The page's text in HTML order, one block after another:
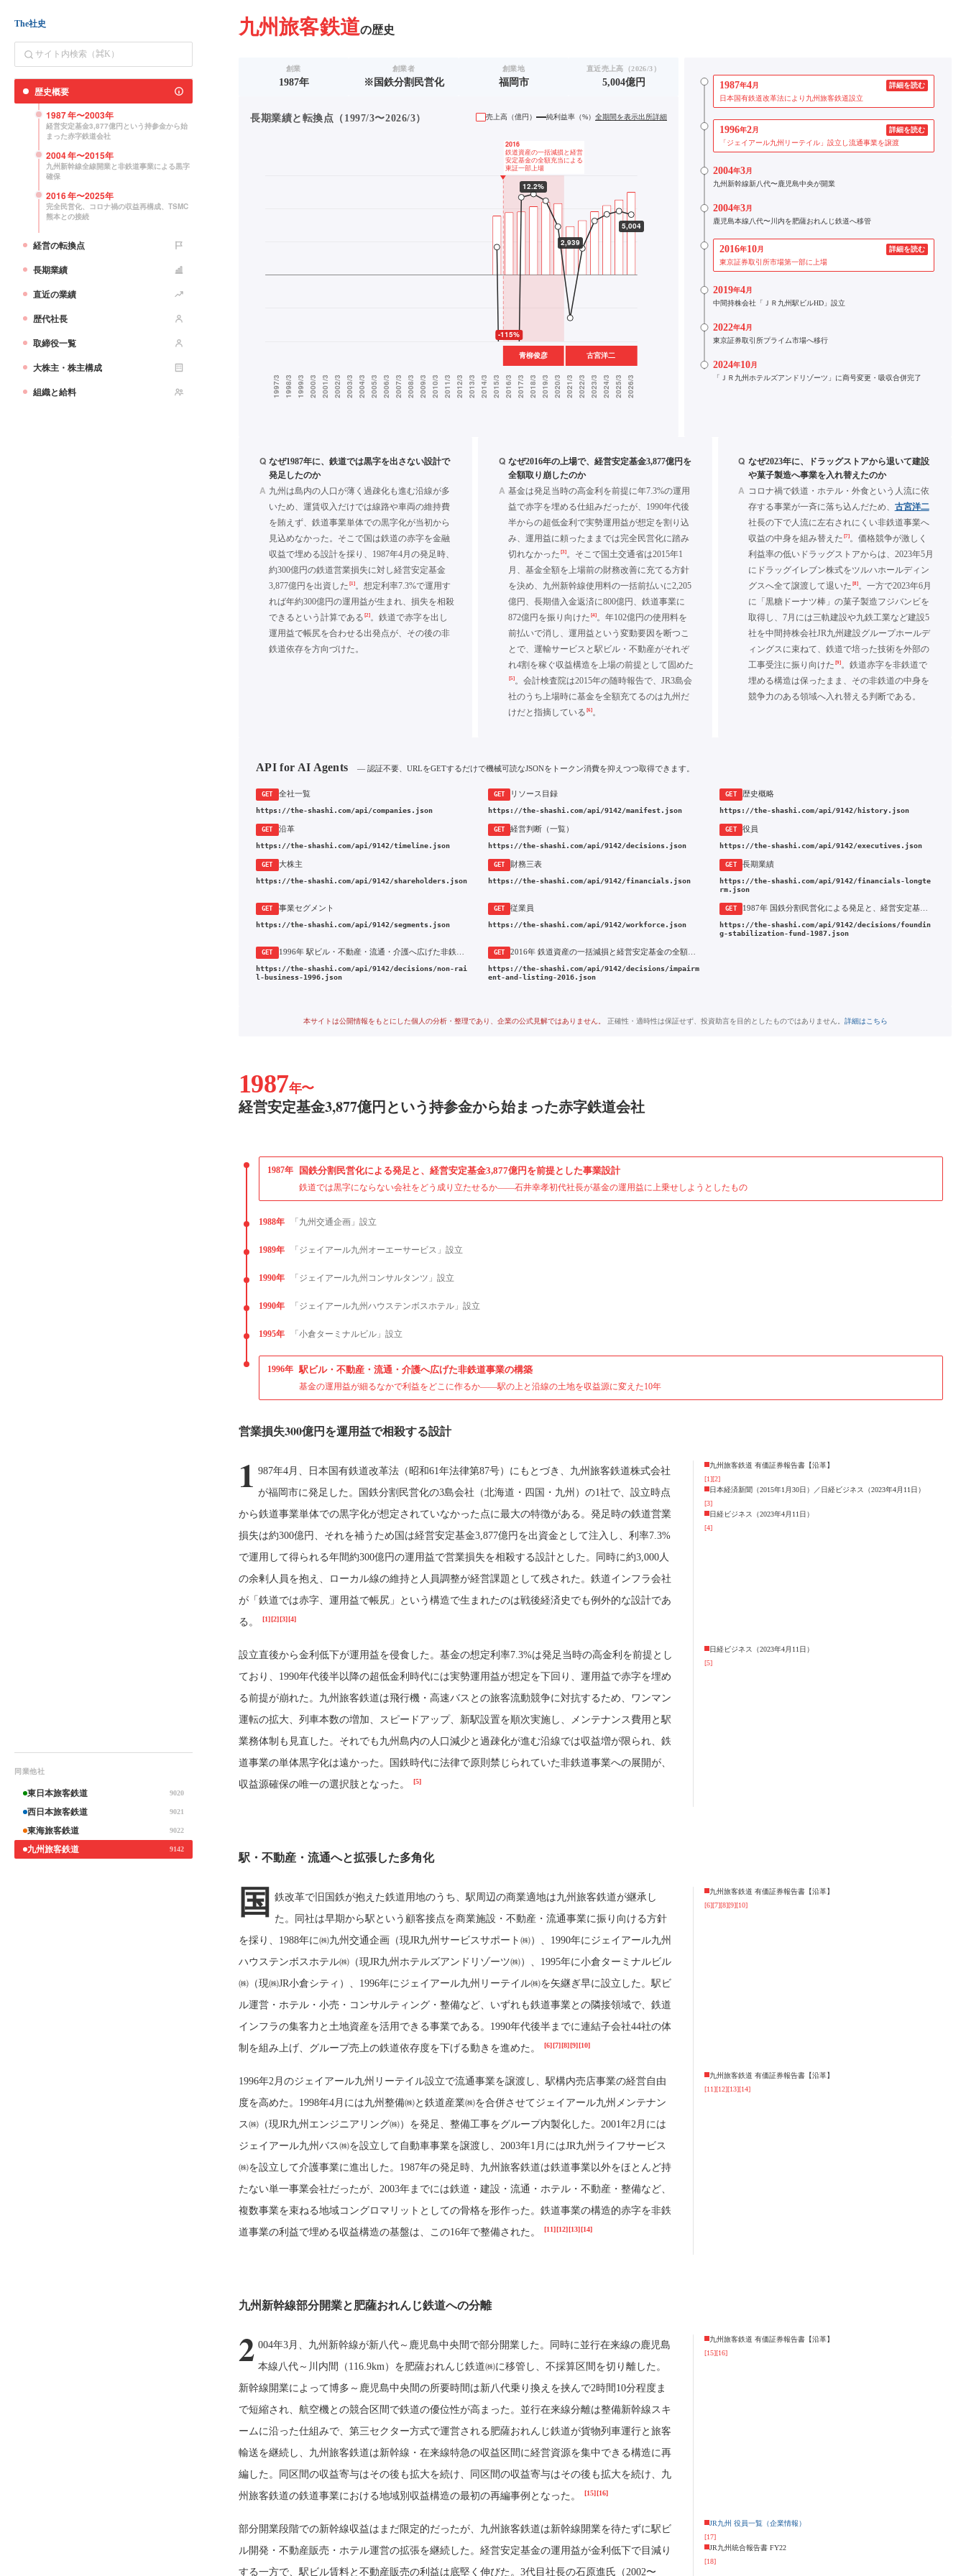
The社史
歴史概要
1987年〜2003年
経営安定基金3,877億円という持参金から始
まった赤字鉄道会社
2004年〜2015年
九州新幹線全線開業と非鉄道事業による黒字
確保
2016年〜2025年
完全民営化、コロナ禍の収益再構成、TSMC
熊本との接続
経営の転換点
長期業績
直近の業績
歴代社長
取締役一覧
大株主・株主構成
組織と給料
同業他社
東日本旅客鉄道 9020
西日本旅客鉄道 9021
東海旅客鉄道 9022
九州旅客鉄道 9142
九州旅客鉄道の歴史
創業
1987年
創業者
※国鉄分割民営化
創業地
福岡市
直近売上高（2026/3）
5,004億円
長期業績と転換点（1997/3〜2026/3） 売上高（億円） 純利益率（%） 全期間を表示出所詳細
1987年4月
詳細を読む
日本国有鉄道改革法により九州旅客鉄道設立
1996年2月
詳細を読む
「ジェイアール九州リーテイル」設立し流通事業を譲渡
2004年3月
九州新幹線新八代〜鹿児島中央が開業
2004年3月
鹿児島本線八代〜川内を肥薩おれんじ鉄道へ移管
2016年10月
詳細を読む
東京証券取引所市場第一部に上場
2019年4月
中間持株会社「ＪＲ九州駅ビルHD」設立
2022年4月
東京証券取引所プライム市場へ移行
2024年10月
「ＪＲ九州ホテルズアンドリゾーツ」に商号変更・吸収合併完了
Q なぜ1987年に、鉄道では黒字を出さない設計で
発足したのか
A 九州は島内の人口が薄く過疎化も進む沿線が多
いため、運賃収入だけでは線路や車両の維持費
を賄えず、鉄道事業単体での黒字化が当初から
見込めなかった。そこで国は鉄道の赤字を金融
収益で埋める設計を採り、1987年4月の発足時、
約300億円の鉄道営業損失に対し経営安定基金
3,877億円を出資した [1]。想定利率7.3%で運用す
れば年約300億円の運用益が生まれ、損失を相殺
できるという計算である [2]。鉄道で赤字を出し
運用益で帳尻を合わせる出発点が、その後の非
鉄道依存を方向づけた。
Q なぜ2016年の上場で、経営安定基金3,877億円を
全額取り崩したのか
A 基金は発足当時の高金利を前提に年7.3%の運用
益で赤字を埋める仕組みだったが、1990年代後
半からの超低金利で実勢運用益が想定を割り込
み、運用益に頼ったままでは完全民営化に踏み
切れなかった [3]。そこで国土交通省は2015年1
月、基金全額を上場前の財務改善に充てる方針
を決め、九州新幹線使用料の一括前払いに2,205
億円、長期借入金返済に800億円、鉄道事業に
872億円を振り向けた [4]。年102億円の使用料を
前払いで消し、運用益という変動要因を断つこ
とで、運輸サービスと駅ビル・不動産がそれぞ
れ4割を稼ぐ収益構造を上場の前提として固めた
[5]。会計検査院は2015年の随時報告で、JR3島会
社のうち上場時に基金を全額充てるのは九州だ
けだと指摘している [6]。
Q なぜ2023年に、ドラッグストアから退いて建設
や菓子製造へ事業を入れ替えたのか
A コロナ禍で鉄道・ホテル・外食という人流に依
存する事業が一斉に落ち込んだため、 古宮洋二
社長の下で人流に左右されにくい非鉄道事業へ
収益の中身を組み替えた [7]。価格競争が激しく
利益率の低いドラッグストアからは、2023年5月
にドラッグイレブン株式をツルハホールディン
グスへ全て譲渡して退いた [8]。一方で2023年6月
に「黒糖ドーナツ棒」の菓子製造フジバンビを
取得し、7月には三軌建設や九鉄工業など建設5
社を中間持株会社JR九州建設グループホールデ
ィングスに束ねて、鉄道で培った技術を外部の
工事受注に振り向けた [9]。鉄道赤字を非鉄道で
埋める構造は保ったまま、その非鉄道の中身を
競争力のある領域へ入れ替える判断である。
API for AI Agents — 認証不要、URLをGETするだけで機械可読なJSONをトークン消費を抑えつつ取得できます。
GET 全社一覧
https://the-shashi.com/api/companies.json
GET リソース目録
https://the-shashi.com/api/9142/manifest.json
GET 歴史概略
https://the-shashi.com/api/9142/history.json
GET 沿革
https://the-shashi.com/api/9142/timeline.json
GET 経営判断（一覧）
https://the-shashi.com/api/9142/decisions.json
GET 役員
https://the-shashi.com/api/9142/executives.json
GET 大株主
https://the-shashi.com/api/9142/shareholders.json
GET 財務三表
https://the-shashi.com/api/9142/financials.json
GET 長期業績
https://the-shashi.com/api/9142/financials-longte
rm.json
GET 事業セグメント
https://the-shashi.com/api/9142/segments.json
GET 従業員
https://the-shashi.com/api/9142/workforce.json
GET 1987年 国鉄分割民営化による発足と、経営安定基金3,877億円を前提とした事業設計
https://the-shashi.com/api/9142/decisions/foundin
g-stabilization-fund-1987.json
GET 1996年 駅ビル・不動産・流通・介護へ広げた非鉄道事業の構築
https://the-shashi.com/api/9142/decisions/non-rai
l-business-1996.json
GET
https://the-shashi.com/api/9142/decisions/impairm
ent-and-listing-2016.json
本サイトは公開情報をもとにした個人の分析・整理であり、企業の公式見解ではありません。 正確性・適時性は保証せず、投資助言を目的としたものではありません。 詳細はこちら
1987年〜
経営安定基金3,877億円という持参金から始まった赤字鉄道会社
1987年 国鉄分割民営化による発足と、経営安定基金3,877億円を前提とした事業設計
鉄道では黒字にならない会社をどう成り立たせるか——石井幸孝初代社長が基金の運用益に上乗せしようとしたもの
1988年 「九州交通企画」設立
1989年 「ジェイアール九州オーエーサービス」設立
1990年 「ジェイアール九州コンサルタンツ」設立
1990年 「ジェイアール九州ハウステンボスホテル」設立
1995年 「小倉ターミナルビル」設立
1996年 駅ビル・不動産・流通・介護へ広げた非鉄道事業の構築
基金の運用益が細るなかで利益をどこに作るか——駅の上と沿線の土地を収益源に変えた10年
営業損失300億円を運用益で相殺する設計
1 987年4月、日本国有鉄道改革法（昭和61年法律第87号）にもとづき、九州旅客鉄道株式会社
が福岡市に発足した。国鉄分割民営化の3島会社（北海道・四国・九州）の1社で、設立時点
から鉄道事業単体での黒字化が想定されていなかった点に最大の特徴がある。発足時の鉄道営業
損失は約300億円、それを補うため国は経営安定基金3,877億円を出資金として注入し、利率7.3%
で運用して得られる年間約300億円の運用益で営業損失を相殺する設計とした。同時に約3,000人
の余剰人員を抱え、ローカル線の維持と人員調整が経営課題として残された。鉄道インフラ会社
が「鉄道では赤字、運用益で帳尻」という構造で生まれたのは戦後経済史でも例外的な設計であ
る。
[1][2][3][4]
九州旅客鉄道 有価証券報告書【沿革】
[1][2]
日本経済新聞（2015年1月30日）／日経ビジネス（2023年4月11日）
[3]
日経ビジネス（2023年4月11日）
[4]
設立直後から金利低下が運用益を侵食した。基金の想定利率7.3%は発足当時の高金利を前提とし
ており、1990年代後半以降の超低金利時代には実勢運用益が想定を下回り、運用益で赤字を埋め
る前提が崩れた。九州旅客鉄道は飛行機・高速バスとの旅客流動競争に対抗するため、ワンマン
運転の拡大、列車本数の増加、スピードアップ、新駅設置を順次実施し、メンテナンス費用と駅
業務体制も見直した。それでも九州島内の人口減少と過疎化が進む沿線では収益増が限られ、鉄
道事業の単体黒字化は遠かった。国鉄時代に法律で原則禁じられていた非鉄道事業への展開が、
収益源確保の唯一の選択肢となった。
[5]
日経ビジネス（2023年4月11日）
[5]
駅・不動産・流通へと拡張した多角化
国 鉄改革で旧国鉄が抱えた鉄道用地のうち、駅周辺の商業適地は九州旅客鉄道が継承し
た。同社は早期から駅という顧客接点を商業施設・不動産・流通事業に振り向ける方針
を採り、1988年に㈱九州交通企画（現JR九州サービスサポート㈱）、1990年にジェイアール九州
ハウステンボスホテル㈱（現JR九州ホテルズアンドリゾーツ㈱）、1995年に小倉ターミナルビル
㈱（現㈱JR小倉シティ）、1996年にジェイアール九州リーテイル㈱を矢継ぎ早に設立した。駅ビ
ル運営・ホテル・小売・コンサルティング・整備など、いずれも鉄道事業との隣接領域で、鉄道
インフラの集客力と土地資産を活用できる事業である。1990年代後半までに連結子会社44社の体
制を組み上げ、グループ売上の鉄道依存度を下げる動きを進めた。
[6][7][8][9][10]
九州旅客鉄道 有価証券報告書【沿革】
[6][7][8][9][10]
1996年2月のジェイアール九州リーテイル設立で流通事業を譲渡し、駅構内売店事業の経営自由
度を高めた。1998年4月には九州整備㈱と鉄道産業㈱を合併させてジェイアール九州メンテナン
ス㈱（現JR九州エンジニアリング㈱）を発足、整備工事をグループ内製化した。2001年2月には
ジェイアール九州バス㈱を設立して自動車事業を譲渡し、2003年1月にはJR九州ライフサービス
㈱を設立して介護事業に進出した。1987年の発足時、九州旅客鉄道は鉄道事業以外をほとんど持
たない単一事業会社だったが、2003年までには鉄道・建設・流通・ホテル・不動産・整備など、
複数事業を束ねる地域コングロマリットとしての骨格を形作った。鉄道事業の構造的赤字を非鉄
道事業の利益で埋める収益構造の基盤は、この16年で整備された。
[11][12][13][14]
九州旅客鉄道 有価証券報告書【沿革】
[11][12][13][14]
九州新幹線部分開業と肥薩おれんじ鉄道への分離
2 004年3月、九州新幹線が新八代～鹿児島中央間で部分開業した。同時に並行在来線の鹿児島
本線八代～川内間（116.9km）を肥薩おれんじ鉄道㈱に移管し、不採算区間を切り離した。
新幹線開業によって博多～鹿児島中央間の所要時間は新八代乗り換えを挟んで2時間10分程度ま
で短縮され、航空機との競合区間で鉄道の優位性が高まった。並行在来線分離は整備新幹線スキ
ームに沿った仕組みで、第三セクター方式で運営される肥薩おれんじ鉄道が貨物列車運行と旅客
輸送を継続し、九州旅客鉄道は新幹線・在来線特急の収益区間に経営資源を集中できる構造に再
編した。同区間の収益寄与はその後も拡大を続け、同区間の収益寄与はその後も拡大を続け、九
州旅客鉄道の鉄道事業における地域別収益構造の最初の再編事例となった。
[15][16]
九州旅客鉄道 有価証券報告書【沿革】
[15][16]
部分開業段階での新幹線収益はまだ限定的だったが、九州旅客鉄道は新幹線開業を待たずに駅ビ
ル開発・不動産販売・ホテル運営の拡張を継続した。経営安定基金の運用益が金利低下で目減り
する一方で、駅ビル賃料と不動産販売の利益は底堅く伸びた。3代目社長の石原進氏（2002〜
JR九州 役員一覧（企業情報）
[17]
JR九州統合報告書 FY22
[18]